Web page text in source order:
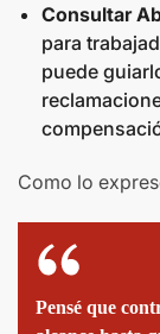
Consultar
para
puede
Como lo
Pensé que